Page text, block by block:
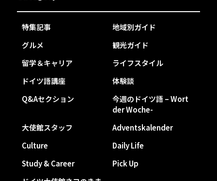
特集記事
地域別ガイド
グルメ
観光ガイド
留学＆キャリア
ライフスタイル
ドイツ語講座
体験談
Q&Aセクション
今週のドイツ語 – Wort
der Woche-
大使館スタッフ
Adventskalender
Culture
Daily Life
Study & Career
Pick Up